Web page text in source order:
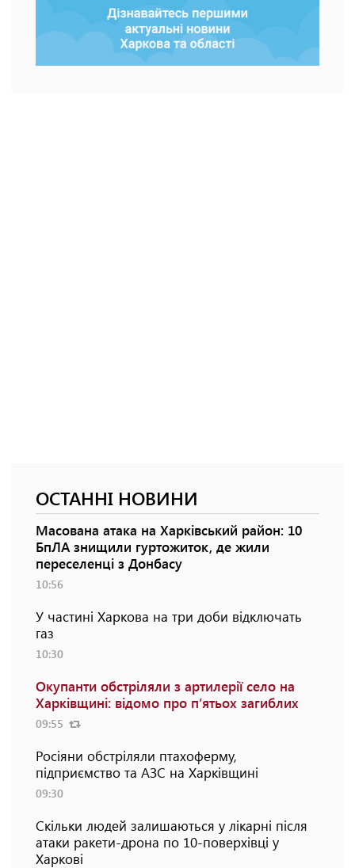
ОСТАННІ НОВИНИ
Масована атака на Харківський район: 10
БпЛА знищили гуртожиток, де жили
переселенці з Донбасу
10:56
У частині Харкова на три доби відключать
газ
10:30
Окупанти обстріляли з артилерії село на
Харківщині: відомо про п’ятьох загиблих
09:55
Росіяни обстріляли птахоферму,
підприємство та АЗС на Харківщині
09:30
Скільки людей залишаються у лікарні після
атаки ракети-дрона по 10-поверхівці у
Харкові